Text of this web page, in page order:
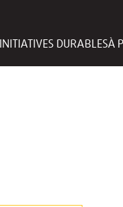
INITIATIVES DURABLESÀ